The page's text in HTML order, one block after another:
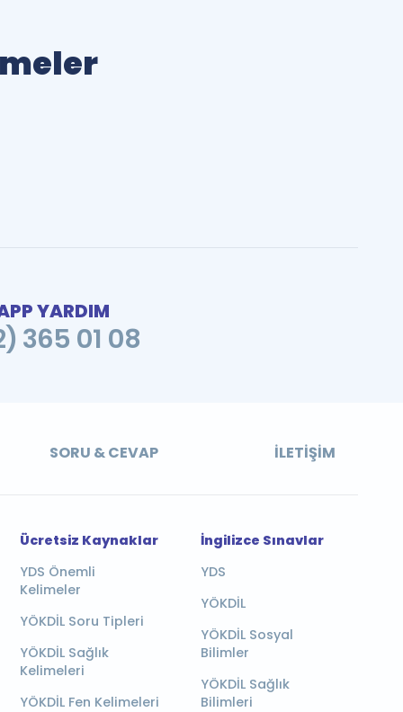
YARDIM
365 01 08
SORU & CEVAP İLETIŞIM
Ücretsiz Kaynaklar
YDS Önemli
Kelimeler
YÖKDİL Soru Tipleri
YÖKDİL Sağlık
Kelimeleri
YÖKDİL Fen Kelimeleri
İngilizce Sınavlar
YDS
YÖKDİL
YÖKDİL Sosyal
Bilimler
YÖKDİL Sağlık
Bilimleri